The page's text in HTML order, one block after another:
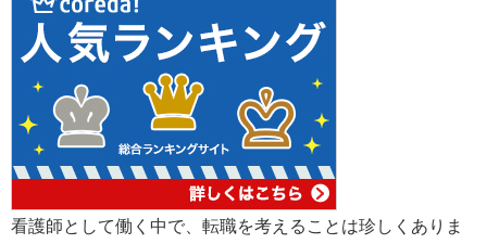
看護師として働く中で、転職を考えることは珍しくありま